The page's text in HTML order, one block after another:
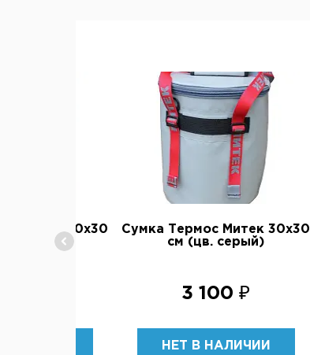
Митек 30х30
хаки)
Сумка Термос Митек 30х30
см (цв. серый)
3 100 ₽
НЕТ В НАЛИЧИИ